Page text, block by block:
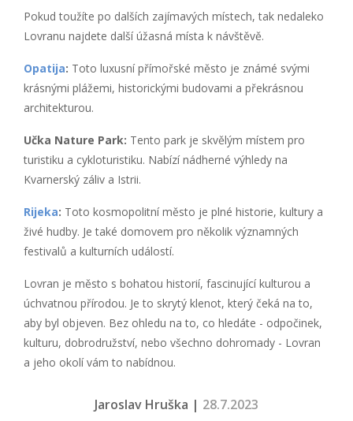
Pokud toužíte po dalších zajímavých místech, tak nedaleko
Lovranu najdete další úžasná místa k návštěvě.
Opatija: Toto luxusní přímořské město je známé svými
krásnými plážemi, historickými budovami a překrásnou
architekturou.
Učka Nature Park: Tento park je skvělým místem pro
turistiku a cykloturistiku. Nabízí nádherné výhledy na
Kvarnerský záliv a Istrii.
Rijeka: Toto kosmopolitní město je plné historie, kultury a
živé hudby. Je také domovem pro několik významných
festivalů a kulturních událostí.
Lovran je město s bohatou historií, fascinující kulturou a
úchvatnou přírodou. Je to skrytý klenot, který čeká na to,
aby byl objeven. Bez ohledu na to, co hledáte - odpočinek,
kulturu, dobrodružství, nebo všechno dohromady - Lovran
a jeho okolí vám to nabídnou.
Jaroslav Hruška | 28.7.2023